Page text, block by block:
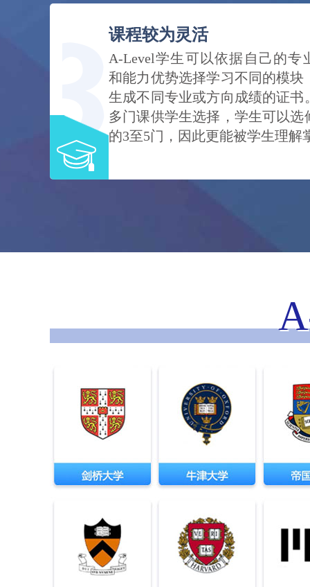
课程较为灵活
A-Level学生可以依据自己的专
和能力优势选择学习不同的模块
生成不同专业或方向成绩的证书
多门课供学生选择，学生可以选
的3至5门，因此更能被学生理解